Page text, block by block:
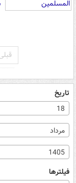
۷
تاریخ
18
مرداد
1405
فیلترها